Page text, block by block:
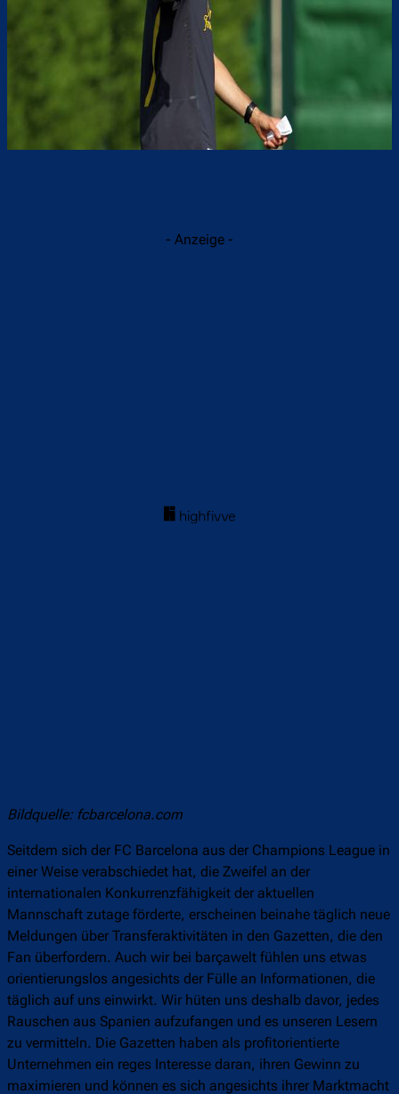
- Anzeige -
Bildquelle: fcbarcelona.com
Seitdem sich der FC Barcelona aus der Champions League in
einer Weise verabschiedet hat, die Zweifel an der
internationalen Konkurrenzfähigkeit der aktuellen
Mannschaft zutage förderte, erscheinen beinahe täglich neue
Meldungen über Transferaktivitäten in den Gazetten, die den
Fan überfordern. Auch wir bei barçawelt fühlen uns etwas
orientierungslos angesichts der Fülle an Informationen, die
täglich auf uns einwirkt. Wir hüten uns deshalb davor, jedes
Rauschen aus Spanien aufzufangen und es unseren Lesern
zu vermitteln. Die Gazetten haben als profitorientierte
Unternehmen ein reges Interesse daran, ihren Gewinn zu
maximieren und können es sich angesichts ihrer Marktmacht